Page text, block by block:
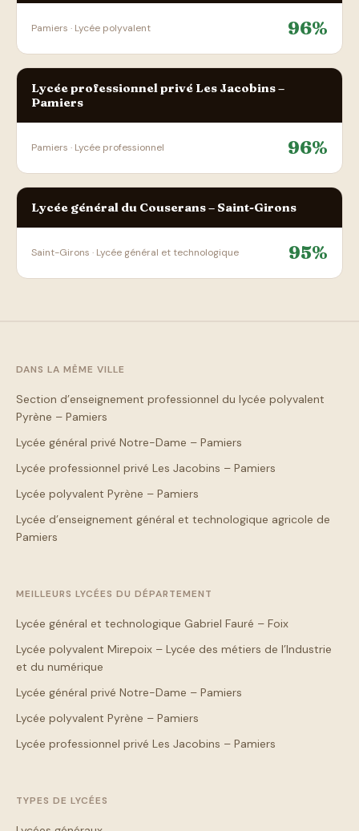
Pamiers · Lycée polyvalent 96%
Lycée professionnel privé Les Jacobins –
Pamiers
Pamiers · Lycée professionnel 96%
Lycée général du Couserans – Saint-Girons
Saint-Girons · Lycée général et technologique 95%
DANS LA MÊME VILLE
Section d’enseignement professionnel du lycée polyvalent
Pyrène – Pamiers
Lycée général privé Notre-Dame – Pamiers
Lycée professionnel privé Les Jacobins – Pamiers
Lycée polyvalent Pyrène – Pamiers
Lycée d’enseignement général et technologique agricole de
Pamiers
MEILLEURS LYCÉES DU DÉPARTEMENT
Lycée général et technologique Gabriel Fauré – Foix
Lycée polyvalent Mirepoix – Lycée des métiers de l’Industrie
et du numérique
Lycée général privé Notre-Dame – Pamiers
Lycée polyvalent Pyrène – Pamiers
Lycée professionnel privé Les Jacobins – Pamiers
TYPES DE LYCÉES